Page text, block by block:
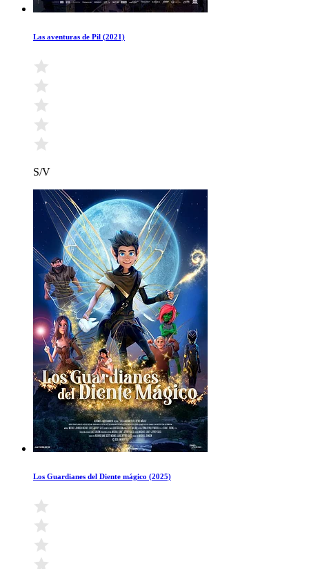
Las aventuras de Pil (2021)
S/V
Los Guardianes del Diente mágico (2025)